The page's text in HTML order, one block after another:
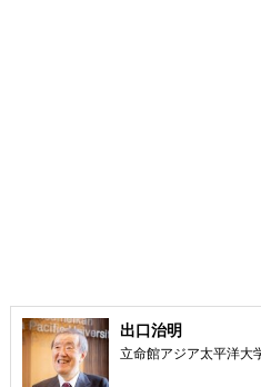
出口治明
立命館アジア太平洋大